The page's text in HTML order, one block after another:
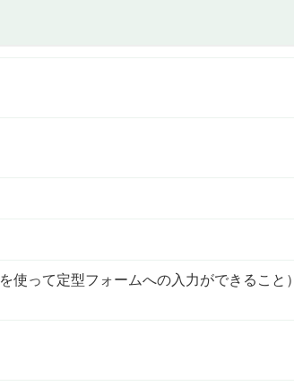
使って定型フォームへの入力ができること）